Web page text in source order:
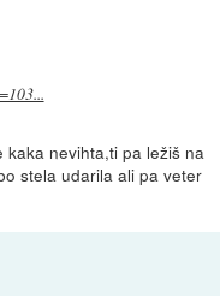
nevihta,ti pa ležiš na
stela udarila ali pa veter